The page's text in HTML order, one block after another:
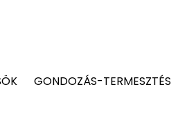
GONDOZÁS-TERMESZTÉS